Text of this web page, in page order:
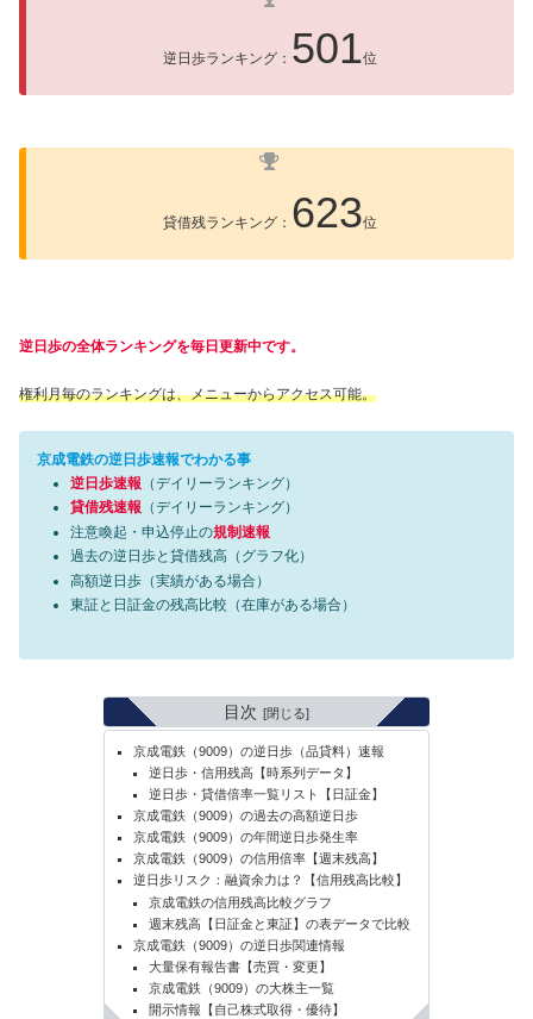
逆日歩ランキング： 501位
貸借残ランキング： 623位
逆日歩の全体ランキングを毎日更新中です。
権利月毎のランキングは、メニューからアクセス可能。
京成電鉄の逆日歩速報でわかる事
逆日歩速報 （デイリーランキング）
貸借残速報 （デイリーランキング）
注意喚起・申込停止の規制速報
過去の逆日歩と貸借残高（グラフ化）
高額逆日歩（実績がある場合）
東証と日証金の残高比較（在庫がある場合）
目次
京成電鉄（9009）の逆日歩（品貸料）速報
逆日歩・信用残高【時系列データ】
逆日歩・貸借倍率一覧リスト【日証金】
京成電鉄（9009）の過去の高額逆日歩
京成電鉄（9009）の年間逆日歩発生率
京成電鉄（9009）の信用倍率【週末残高】
逆日歩リスク：融資余力は？【信用残高比較】
京成電鉄の信用残高比較グラフ
週末残高【日証金と東証】の表データで比較
京成電鉄（9009）の逆日歩関連情報
大量保有報告書【売買・変更】
京成電鉄（9009）の大株主一覧
開示情報【自己株式取得・優待】